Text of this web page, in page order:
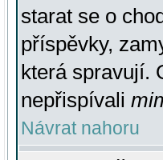
starat se o
příspěvky,
která spravují.
nepřispívali
Návrat nahoru